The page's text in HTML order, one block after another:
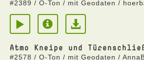
#2389 / O-Ton / mit Geodaten /
Atmo Kneipe und
#2578 / O-Ton / mit Geodaten /